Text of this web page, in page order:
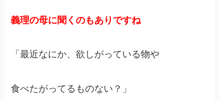
義理の母に聞くのもありですね
「最近なにか、欲しがっている物や
食べたがってるものない？」